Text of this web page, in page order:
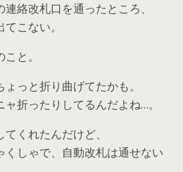
絡改札口を通ったところ、
こない。
と。
っと折り曲げてたかも。
折ったりしてるんだよね…。
くれたんだけど、
くしゃで、自動改札は通せない